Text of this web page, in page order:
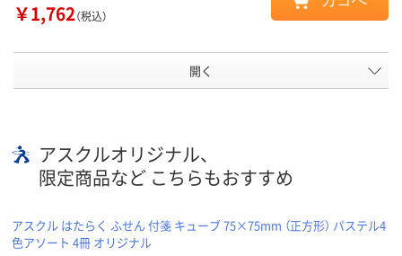
￥1,762（税込）
開く
アスクルオリジナル、
限定商品など こちらもおすすめ
アスクル はたらく ふせん 付箋 キューブ 75×75mm （正方形） パステル4
色アソート 4冊 オリジナル